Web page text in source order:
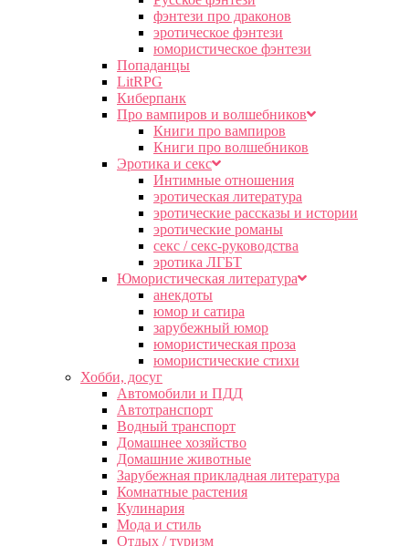
фэнтези про драконов
эротическое фэнтези
юмористическое фэнтези
Попаданцы
LitRPG
Киберпанк
Про вампиров и волшебников
Книги про вампиров
Книги про волшебников
Эротика и секс
Интимные отношения
эротическая литература
эротические рассказы и истории
эротические романы
секс / секс-руководства
эротика ЛГБТ
Юмористическая литература
анекдоты
юмор и сатира
зарубежный юмор
юмористическая проза
юмористические стихи
Хобби, досуг
Автомобили и ПДД
Автотранспорт
Водный транспорт
Домашнее хозяйство
Домашние животные
Зарубежная прикладная литература
Комнатные растения
Кулинария
Мода и стиль
Отдых / туризм